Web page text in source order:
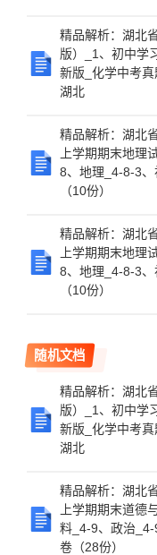
精品解析：湖北
版）_1、初中学
新版_化学中考
湖北
精品解析：湖北
上学期期末地理
8、地理_4-8-3
（10份）
精品解析：湖北
上学期期末地理
8、地理_4-8-3
（10份）
随机文档
精品解析：湖北
版）_1、初中学
新版_化学中考
湖北
精品解析：湖北
上学期期末道德
料_4-9、政治
卷（28份）